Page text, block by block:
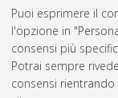
Puoi esprimere il
l'opzione in
consensi più
Potrai sempre
consensi
Atom
Rss 1.0
Rss 2.0